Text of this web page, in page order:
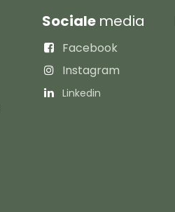
Sociale media
Facebook
Instagram
Linkedin